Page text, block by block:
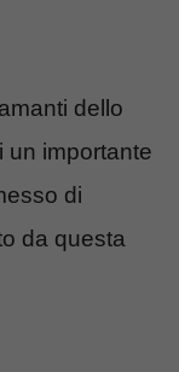
dello
un importante
di
da questa